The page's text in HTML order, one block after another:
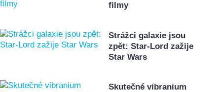
filmy
Strážci galaxie jsou
zpět: Star-Lord zažije
Star Wars
Skutečné vibranium